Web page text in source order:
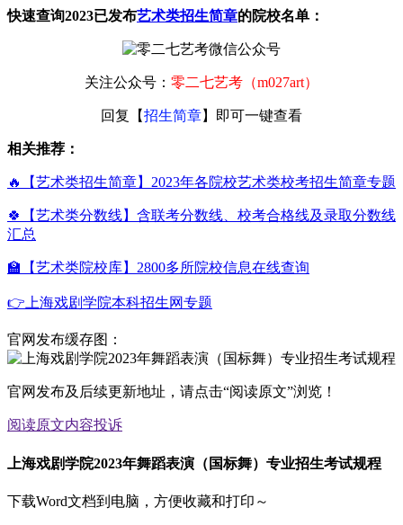
快速查询2023已发布艺术类招生简章的院校名单：
关注公众号： 零二七艺考（m027art）
回复【招生简章】即可一键查看
相关推荐：
🔥【艺术类招生简章】2023年各院校艺术类校考招生简章专题
🍀【艺术类分数线】含联考分数线、校考合格线及录取分数线
汇总
🏫【艺术类院校库】2800多所院校信息在线查询
👉上海戏剧学院本科招生网专题
官网发布缓存图：
官网发布及后续更新地址，请点击“阅读原文”浏览！
阅读原文内容投诉
上海戏剧学院2023年舞蹈表演（国标舞）专业招生考试规程
下载Word文档到电脑，方便收藏和打印～